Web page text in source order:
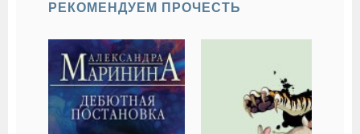
РЕКОМЕНДУЕМ ПРОЧЕСТЬ